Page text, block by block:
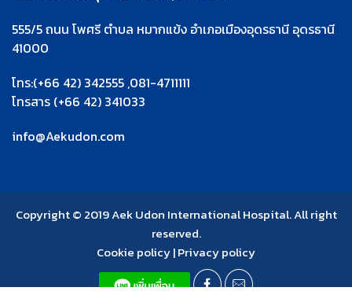
555/5 ถนน โพศรี ตำบล หมากแข้ง อำเภอเมืองอุดรธานี อุดรธานี
41000
โทร:(+66 42) 342555 ,081-4711111
โทรสาร (+66 42) 341033
info@Aekudon.com
Copyright © 2019 Aek Udon International Hospital. All right
reserved.
Cookie policy|Privacy policy